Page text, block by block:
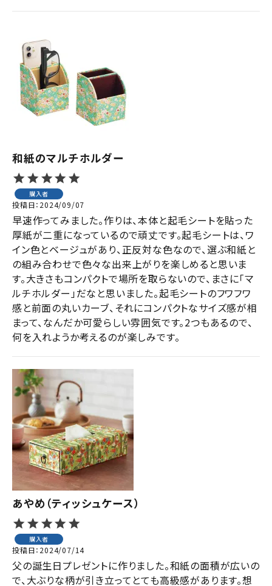
和紙のマルチホルダー
購入者
投稿日 2024/09/07
早速作ってみました。作りは、本体と起毛シートを貼った
厚紙が二重になっているので頑丈です。起毛シートは、ワ
イン色とベージュがあり、正反対な色なので、選ぶ和紙と
の組み合わせで色々な出来上がりを楽しめると思いま
す。大きさもコンパクトで場所を取らないので、まさに「マ
ルチホルダー」だなと思いました。起毛シートのフワフワ
感と前面の丸いカーブ、それにコンパクトなサイズ感が相
まって、なんだか可愛らしい雰囲気です。2つもあるので、
何を入れようか考えるのが楽しみです。
あやめ（ティッシュケース）
購入者
投稿日 2024/07/14
父の誕生日プレゼントに作りました。和紙の面積が広いの
で、大ぶりな柄が引き立ってとても高級感があります。想